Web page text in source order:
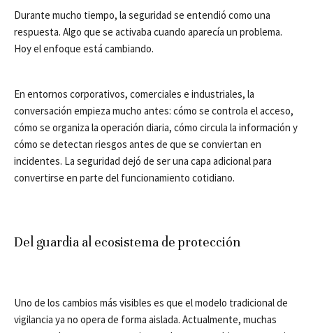
Durante mucho tiempo, la seguridad se entendió como una
respuesta. Algo que se activaba cuando aparecía un problema.
Hoy el enfoque está cambiando.
En entornos corporativos, comerciales e industriales, la
conversación empieza mucho antes: cómo se controla el acceso,
cómo se organiza la operación diaria, cómo circula la información y
cómo se detectan riesgos antes de que se conviertan en
incidentes. La seguridad dejó de ser una capa adicional para
convertirse en parte del funcionamiento cotidiano.
Del guardia al ecosistema de protección
Uno de los cambios más visibles es que el modelo tradicional de
vigilancia ya no opera de forma aislada. Actualmente, muchas